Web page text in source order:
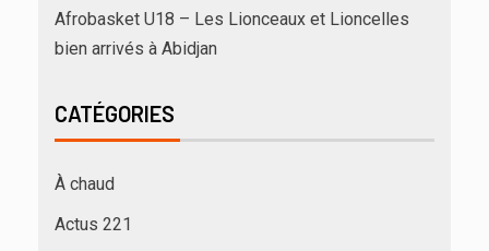
Afrobasket U18 – Les Lionceaux et Lioncelles
bien arrivés à Abidjan
CATÉGORIES
À chaud
Actus 221